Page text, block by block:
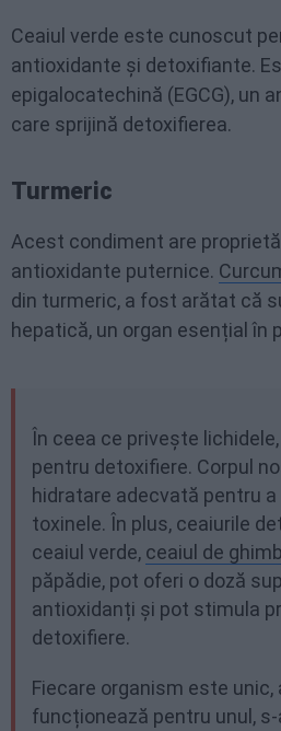
Ceaiul verde este cunoscut
antioxidante și detoxifiante.
epigalocatechină (EGCG), un
care sprijină detoxifierea.
Turmeric
Acest condiment are
antioxidante puternice.
din turmeric, a fost arătat că
hepatică, un organ esențial în
În ceea ce privește
pentru detoxifiere. Corpul
hidratare adecvată pentru
toxinele. În plus, ceaiurile
ceaiul verde, ceaiul de
păpădie, pot oferi o doză
antioxidanți și pot stimula
detoxifiere.
Fiecare organism este unic,
funcționează pentru unul,